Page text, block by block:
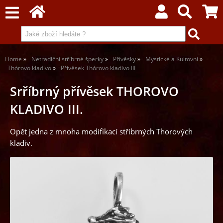
Home Netradiční stříbrné šperky Přívěsky
Mystické a Kultovní
Thórovo kladivo
Přívěsek Thórovo kladivo III
Srříbrný přívěsek THOROVO
KLADIVO III.
Opět jedna z mnoha modifikací stříbrných Thorových
kladiv.